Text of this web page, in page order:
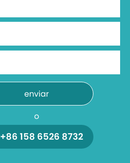
enviar
o
+86 158 6526 8732